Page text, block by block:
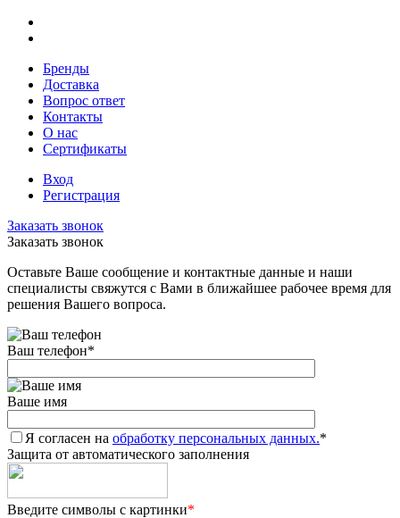
Бренды
Доставка
Вопрос ответ
Контакты
О нас
Сертификаты
Вход
Регистрация
Заказать звонок
Заказать звонок
Оставьте Ваше сообщение и контактные данные и наши
специалисты свяжутся с Вами в ближайшее рабочее время для
решения Вашего вопроса.
Ваш телефон*
Ваше имя
Я согласен на обработку персональных данных.*
Защита от автоматического заполнения
Введите символы с картинки*